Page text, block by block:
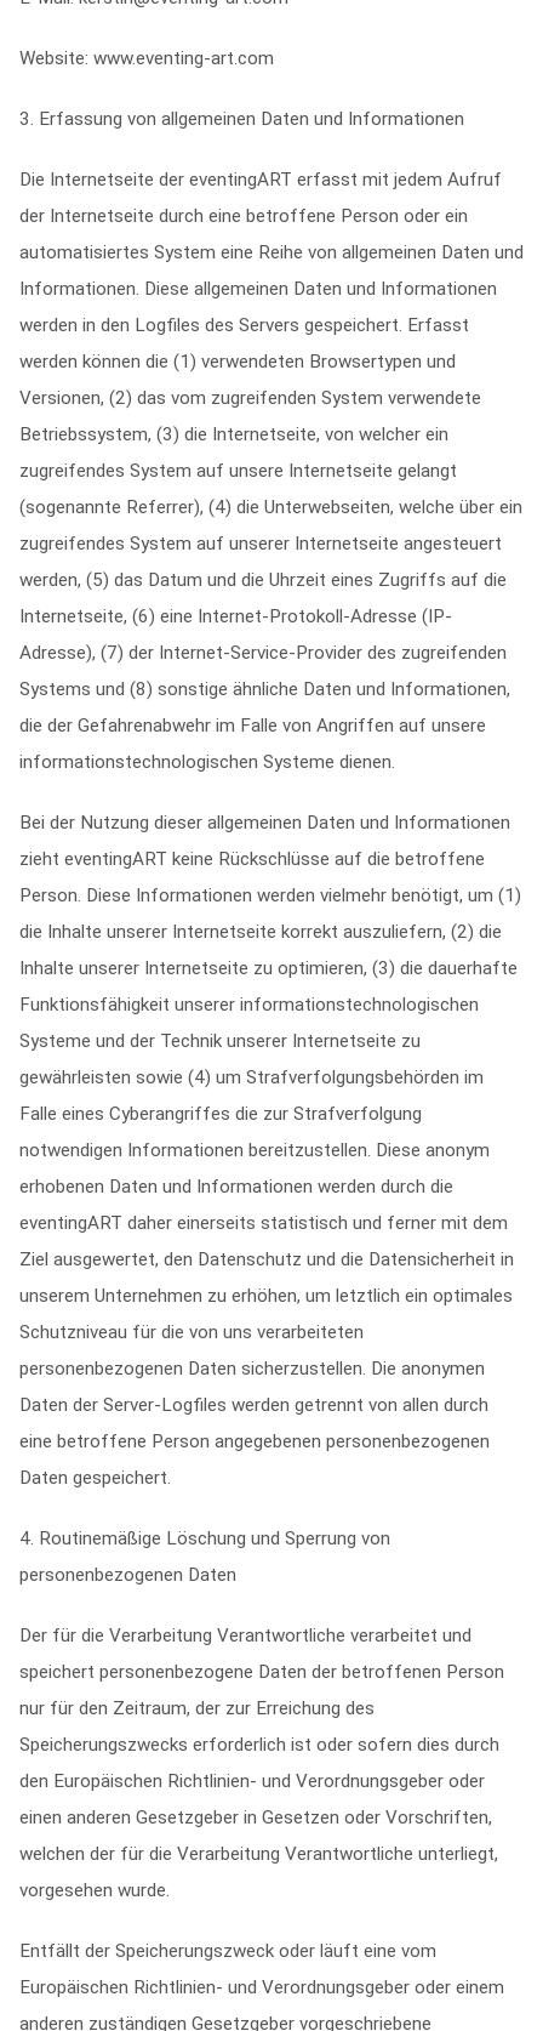
Website: www.eventing-art.com
3. Erfassung von allgemeinen Daten und Informationen
Die Internetseite der eventingART erfasst mit jedem Aufruf
der Internetseite durch eine betroffene Person oder ein
automatisiertes System eine Reihe von allgemeinen Daten und
Informationen. Diese allgemeinen Daten und Informationen
werden in den Logfiles des Servers gespeichert. Erfasst
werden können die (1) verwendeten Browsertypen und
Versionen, (2) das vom zugreifenden System verwendete
Betriebssystem, (3) die Internetseite, von welcher ein
zugreifendes System auf unsere Internetseite gelangt
(sogenannte Referrer), (4) die Unterwebseiten, welche über ein
zugreifendes System auf unserer Internetseite angesteuert
werden, (5) das Datum und die Uhrzeit eines Zugriffs auf die
Internetseite, (6) eine Internet-Protokoll-Adresse (IP-
Adresse), (7) der Internet-Service-Provider des zugreifenden
Systems und (8) sonstige ähnliche Daten und Informationen,
die der Gefahrenabwehr im Falle von Angriffen auf unsere
informationstechnologischen Systeme dienen.
Bei der Nutzung dieser allgemeinen Daten und Informationen
zieht eventingART keine Rückschlüsse auf die betroffene
Person. Diese Informationen werden vielmehr benötigt, um (1)
die Inhalte unserer Internetseite korrekt auszuliefern, (2) die
Inhalte unserer Internetseite zu optimieren, (3) die dauerhafte
Funktionsfähigkeit unserer informationstechnologischen
Systeme und der Technik unserer Internetseite zu
gewährleisten sowie (4) um Strafverfolgungsbehörden im
Falle eines Cyberangriffes die zur Strafverfolgung
notwendigen Informationen bereitzustellen. Diese anonym
erhobenen Daten und Informationen werden durch die
eventingART daher einerseits statistisch und ferner mit dem
Ziel ausgewertet, den Datenschutz und die Datensicherheit in
unserem Unternehmen zu erhöhen, um letztlich ein optimales
Schutzniveau für die von uns verarbeiteten
personenbezogenen Daten sicherzustellen. Die anonymen
Daten der Server-Logfiles werden getrennt von allen durch
eine betroffene Person angegebenen personenbezogenen
Daten gespeichert.
4. Routinemäßige Löschung und Sperrung von
personenbezogenen Daten
Der für die Verarbeitung Verantwortliche verarbeitet und
speichert personenbezogene Daten der betroffenen Person
nur für den Zeitraum, der zur Erreichung des
Speicherungszwecks erforderlich ist oder sofern dies durch
den Europäischen Richtlinien- und Verordnungsgeber oder
einen anderen Gesetzgeber in Gesetzen oder Vorschriften,
welchen der für die Verarbeitung Verantwortliche unterliegt,
vorgesehen wurde.
Entfällt der Speicherungszweck oder läuft eine vom
Europäischen Richtlinien- und Verordnungsgeber oder einem
anderen zuständigen Gesetzgeber vorgeschriebene